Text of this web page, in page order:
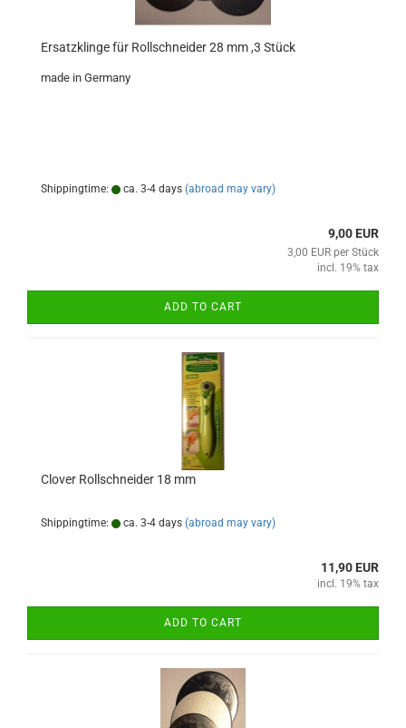
Ersatzklinge für Rollschneider 28 mm ,3 Stück
made in Germany
Shippingtime: ca. 3-4 days (abroad may vary)
9,00 EUR
3,00 EUR per Stück
incl. 19% tax
ADD TO CART
Clover Rollschneider 18 mm
Shippingtime: ca. 3-4 days (abroad may vary)
11,90 EUR
incl. 19% tax
ADD TO CART